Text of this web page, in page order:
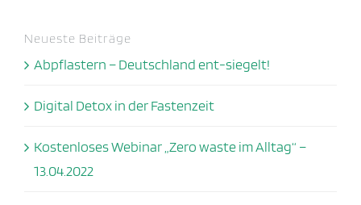
Neueste Beiträge
Abpflastern – Deutschland ent-siegelt!
Digital Detox in der Fastenzeit
Kostenloses Webinar „Zero waste im Alltag“ –
13.04.2022